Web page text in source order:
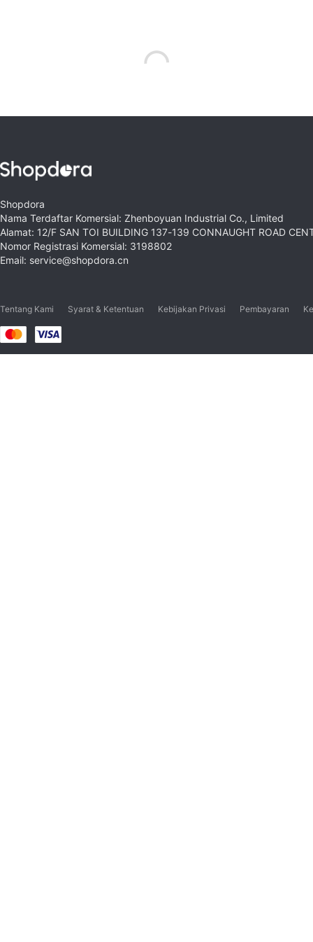
Shopdora
Nama Terdaftar Komersial: Zhenboyuan Industrial Co., Limited
Alamat: 12/F SAN TOI BUILDING 137-139 CONNAUGHT ROAD
Nomor Registrasi Komersial: 3198802
Email: service@shopdora.cn
Tentang Kami Syarat & Ketentuan Kebijakan Privasi Pembayaran